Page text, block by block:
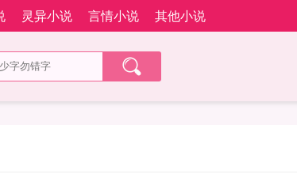
灵异小说 言情小说 其他小说